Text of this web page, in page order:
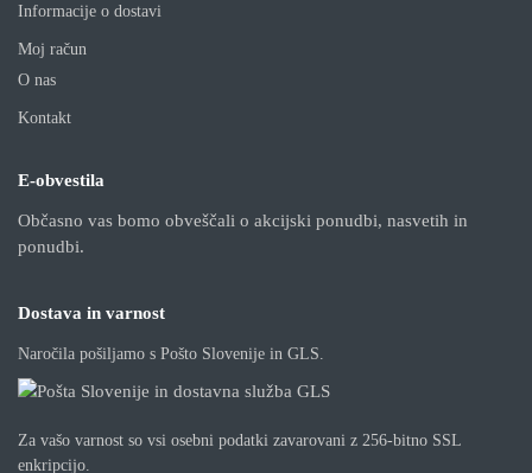
Informacije o dostavi
Moj račun
O nas
Kontakt
E-obvestila
Občasno vas bomo obveščali o akcijski ponudbi, nasvetih in
ponudbi.
Dostava in varnost
Naročila pošiljamo s Pošto Slovenije in GLS.
Za vašo varnost so vsi osebni podatki zavarovani z 256-bitno SSL
enkripcijo.